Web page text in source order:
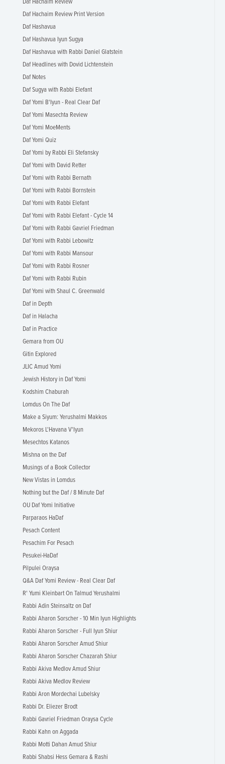
Daf Hachaim Review
Daf Hachaim Review Print Version
Daf Hashavua
Daf Hashavua Iyun Sugya
Daf Hashavua with Rabbi Daniel Glatstein
Daf Headlines with Dovid Lichtenstein
Daf Notes
Daf Sugya with Rabbi Elefant
Daf Yomi B'Iyun - Real Clear Daf
Daf Yomi Masechta Review
Daf Yomi MoeMents
Daf Yomi Quiz
Daf Yomi by Rabbi Eli Stefansky
Daf Yomi with David Retter
Daf Yomi with Rabbi Bernath
Daf Yomi with Rabbi Bornstein
Daf Yomi with Rabbi Elefant
Daf Yomi with Rabbi Elefant - Cycle 14
Daf Yomi with Rabbi Gavriel Friedman
Daf Yomi with Rabbi Lebowitz
Daf Yomi with Rabbi Mansour
Daf Yomi with Rabbi Rosner
Daf Yomi with Rabbi Rubin
Daf Yomi with Shaul C. Greenwald
Daf in Depth
Daf in Halacha
Daf in Practice
Gemara from OU
Gitin Explored
JLIC Amud Yomi
Jewish History in Daf Yomi
Kodshim Chaburah
Lomdus On The Daf
Make a Siyum: Yerushalmi Makkos
Mekoros L'Havana V'Iyun
Mesechtos Katanos
Mishna on the Daf
Musings of a Book Collector
New Vistas in Lomdus
Nothing but the Daf / 8 Minute Daf
OU Daf Yomi Initiative
Parparaos HaDaf
Pesach Content
Pesachim For Pesach
Pesukei-HaDaf
Pilpulei Oraysa
Q&A Daf Yomi Review - Real Clear Daf
R' Yumi Kleinbart On Talmud Yerushalmi
Rabbi Adin Steinsaltz on Daf
Rabbi Aharon Sorscher - 10 Min Iyun Highlights
Rabbi Aharon Sorscher - Full Iyun Shiur
Rabbi Aharon Sorscher Amud Shiur
Rabbi Aharon Sorscher Chazarah Shiur
Rabbi Akiva Medlov Amud Shiur
Rabbi Akiva Medlov Review
Rabbi Aron Mordechai Lubelsky
Rabbi Dr. Eliezer Brodt
Rabbi Gavriel Friedman Oraysa Cycle
Rabbi Kahn on Aggada
Rabbi Motti Dahan Amud Shiur
Rabbi Shabsi Hess Gemara & Rashi